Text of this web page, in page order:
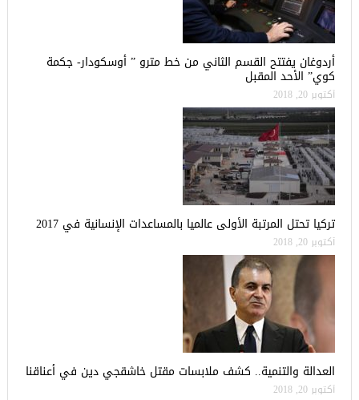
أردوغان يفتتح القسم الثاني من خط مترو ” أوسكودار- جكمة
كوي” الأحد المقبل
أكتوبر 20, 2018
تركيا تحتل المرتبة الأولى عالميا بالمساعدات الإنسانية في 2017
أكتوبر 20, 2018
العدالة والتنمية.. كشف ملابسات مقتل خاشقجي دين في أعناقنا
أكتوبر 20, 2018